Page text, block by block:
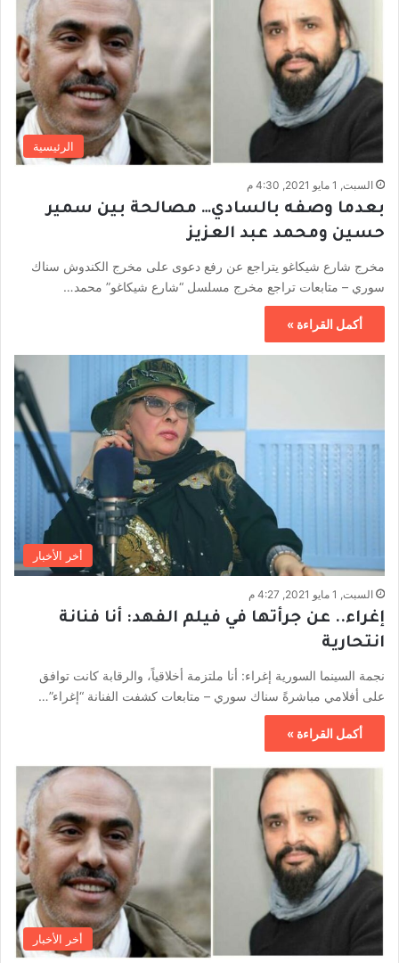
الرئيسية
السبت, 1 مايو 2021, 4:30 م
بعدما وصفه بالسادي… مصالحة بين سمير
حسين ومحمد عبد العزيز
مخرج شارع شيكاغو يتراجع عن رفع دعوى على مخرج الكندوش سناك
سوري – متابعات تراجع مخرج مسلسل “شارع شيكاغو” محمد…
أكمل القراءة »
أخر الأخبار
السبت, 1 مايو 2021, 4:27 م
إغراء.. عن جرأتها في فيلم الفهد: أنا فنانة
انتحارية
نجمة السينما السورية إغراء: أنا ملتزمة أخلاقياً، والرقابة كانت توافق
على أفلامي مباشرةً سناك سوري – متابعات كشفت الفنانة “إغراء”…
أكمل القراءة »
أخر الأخبار